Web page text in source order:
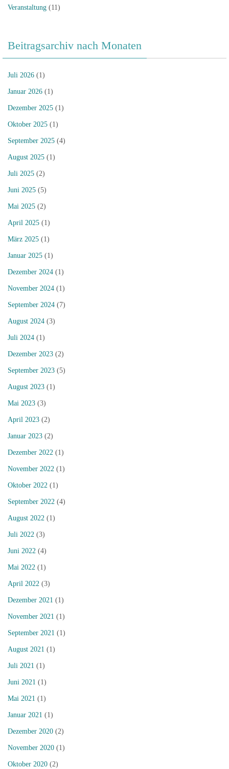
Veranstaltung (11)
Beitragsarchiv nach Monaten
Juli 2026 (1)
Januar 2026 (1)
Dezember 2025 (1)
Oktober 2025 (1)
September 2025 (4)
August 2025 (1)
Juli 2025 (2)
Juni 2025 (5)
Mai 2025 (2)
April 2025 (1)
März 2025 (1)
Januar 2025 (1)
Dezember 2024 (1)
November 2024 (1)
September 2024 (7)
August 2024 (3)
Juli 2024 (1)
Dezember 2023 (2)
September 2023 (5)
August 2023 (1)
Mai 2023 (3)
April 2023 (2)
Januar 2023 (2)
Dezember 2022 (1)
November 2022 (1)
Oktober 2022 (1)
September 2022 (4)
August 2022 (1)
Juli 2022 (3)
Juni 2022 (4)
Mai 2022 (1)
April 2022 (3)
Dezember 2021 (1)
November 2021 (1)
September 2021 (1)
August 2021 (1)
Juli 2021 (1)
Juni 2021 (1)
Mai 2021 (1)
Januar 2021 (1)
Dezember 2020 (2)
November 2020 (1)
Oktober 2020 (2)